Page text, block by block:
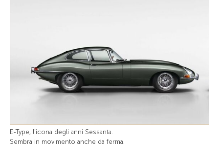
E-Type, l’icona degli anni Sessanta.
Sembra in movimento anche da ferma.